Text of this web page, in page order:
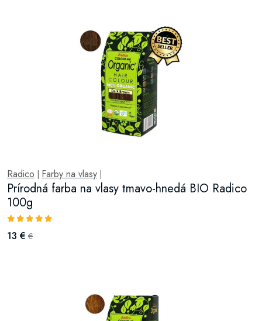
Radico Farby na vlasy
Prírodná farba na vlasy tmavo-hnedá BIO Radico
100g
13 € €